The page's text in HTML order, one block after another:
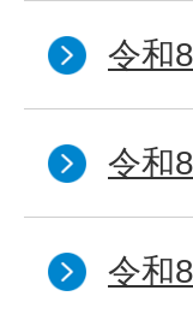
令和
令和
令和